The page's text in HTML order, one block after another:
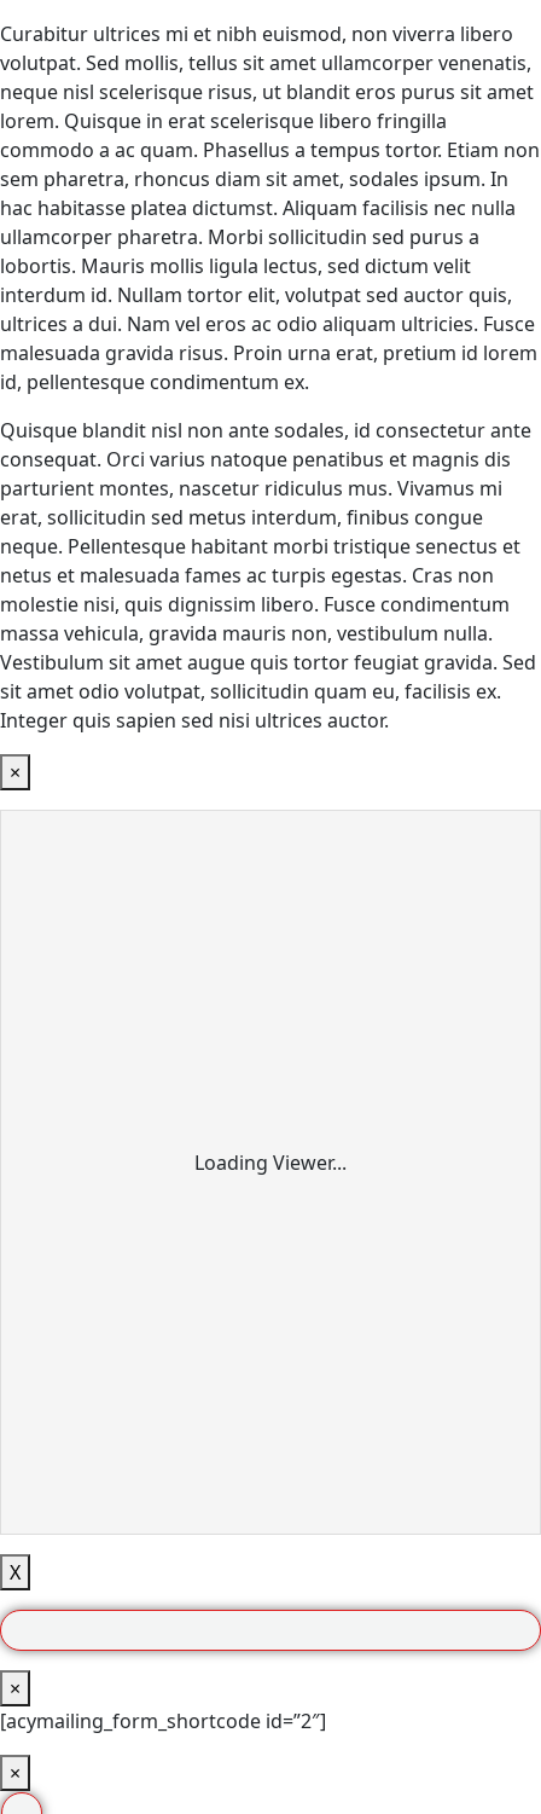
Curabitur ultrices mi et nibh euismod, non viverra libero
volutpat. Sed mollis, tellus sit amet ullamcorper venenatis,
neque nisl scelerisque risus, ut blandit eros purus sit amet
lorem. Quisque in erat scelerisque libero fringilla
commodo a ac quam. Phasellus a tempus tortor. Etiam non
sem pharetra, rhoncus diam sit amet, sodales ipsum. In
hac habitasse platea dictumst. Aliquam facilisis nec nulla
ullamcorper pharetra. Morbi sollicitudin sed purus a
lobortis. Mauris mollis ligula lectus, sed dictum velit
interdum id. Nullam tortor elit, volutpat sed auctor quis,
ultrices a dui. Nam vel eros ac odio aliquam ultricies. Fusce
malesuada gravida risus. Proin urna erat, pretium id lorem
id, pellentesque condimentum ex.
Quisque blandit nisl non ante sodales, id consectetur ante
consequat. Orci varius natoque penatibus et magnis dis
parturient montes, nascetur ridiculus mus. Vivamus mi
erat, sollicitudin sed metus interdum, finibus congue
neque. Pellentesque habitant morbi tristique senectus et
netus et malesuada fames ac turpis egestas. Cras non
molestie nisi, quis dignissim libero. Fusce condimentum
massa vehicula, gravida mauris non, vestibulum nulla.
Vestibulum sit amet augue quis tortor feugiat gravida. Sed
sit amet odio volutpat, sollicitudin quam eu, facilisis ex.
Integer quis sapien sed nisi ultrices auctor.
×
Loading Viewer...
X
×
[acymailing_form_shortcode id=”2″]
×